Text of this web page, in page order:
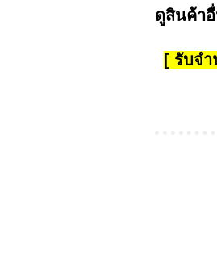
ดูสินค้า
[ รับจ